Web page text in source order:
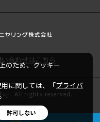
合わせはこちら
All rights reserved.
のため、クッキー
に関しては、「プライバ
許可しない